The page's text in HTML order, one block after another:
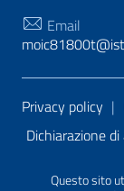
Questo sito
Email
Sezione
Privacy policy |
Dichiarazione